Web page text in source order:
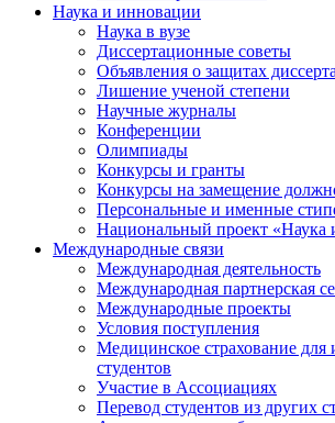
Наука и инновации
Наука в вузе
Диссертационные советы
Объявления о защитах
Лишение ученой степени
Научные журналы
Конференции
Олимпиады
Конкурсы и гранты
Конкурсы на замещение
Персональные и именные
Национальный проект «Наука
Международные связи
Международная деятельность
Международная партнерская
Международные проекты
Условия поступления
Медицинское страхование для
студентов
Участие в Ассоциациях
Перевод студентов из других